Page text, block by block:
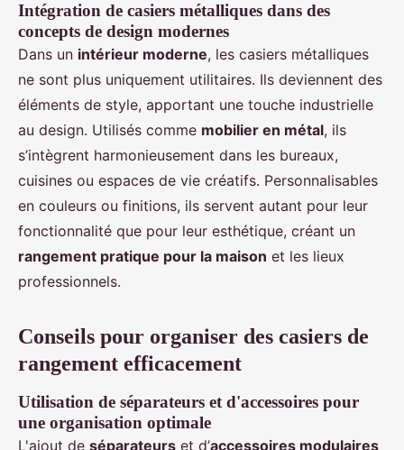
Intégration de casiers métalliques dans des
concepts de design modernes
Dans un intérieur moderne, les casiers métalliques
ne sont plus uniquement utilitaires. Ils deviennent des
éléments de style, apportant une touche industrielle
au design. Utilisés comme mobilier en métal, ils
s’intègrent harmonieusement dans les bureaux,
cuisines ou espaces de vie créatifs. Personnalisables
en couleurs ou finitions, ils servent autant pour leur
fonctionnalité que pour leur esthétique, créant un
rangement pratique pour la maison et les lieux
professionnels.
Conseils pour organiser des casiers de
rangement efficacement
Utilisation de séparateurs et d'accessoires pour
une organisation optimale
L'ajout de séparateurs et d’accessoires modulaires